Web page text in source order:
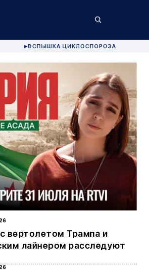
▶ВСПЫШКА ЦИКЛОСПОРОЗА
вертолетом Трампа и
лайнером расследуют